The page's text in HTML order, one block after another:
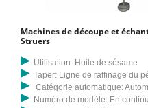
Machines de découpe et
Struers
Utilisation: Huile de sésame
Taper: Ligne de raffinage du
Catégorie automatique:
Numéro de modèle: En continu